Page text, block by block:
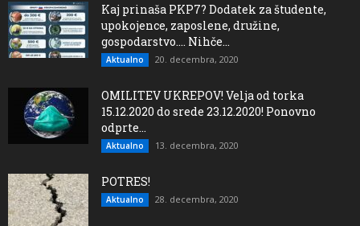
Kaj prinaša PKP7? Dodatek za študente,
upokojence, zaposlene, družine,
gospodarstvo…. Nihče...
Aktualno 20. decembra, 2020
OMILITEV UKREPOV! Velja od torka
15.12.2020 do srede 23.12.2020! Ponovno
odprte...
Aktualno 13. decembra, 2020
POTRES!
Aktualno 28. decembra, 2020